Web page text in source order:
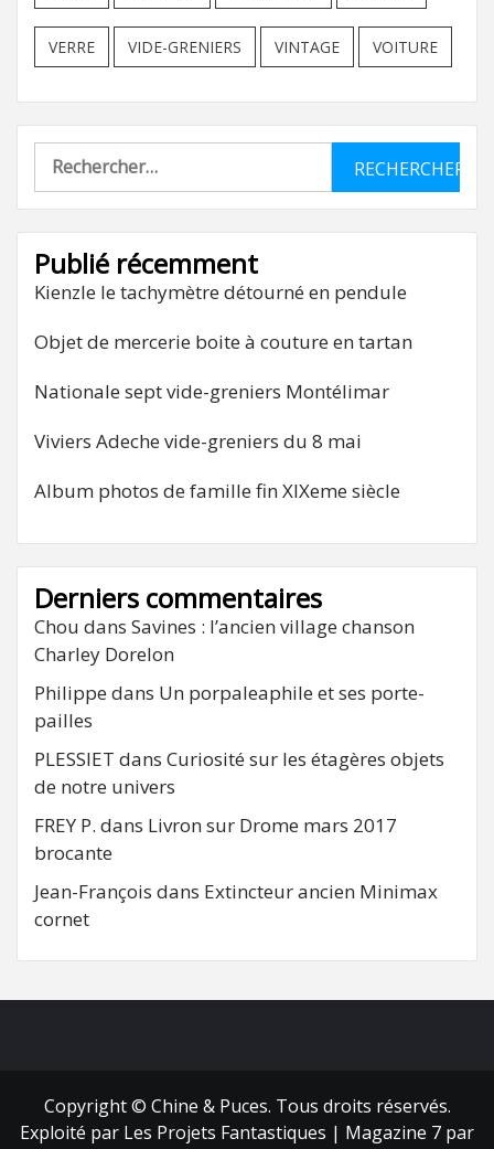
VERRE VIDE-GRENIERS VINTAGE VOITURE
Rechercher :
Publié récemment
Kienzle le tachymètre détourné en pendule
Objet de mercerie boite à couture en tartan
Nationale sept vide-greniers Montélimar
Viviers Adeche vide-greniers du 8 mai
Album photos de famille fin XIXeme siècle
Derniers commentaires
Chou dans Savines : l’ancien village chanson
Charley Dorelon
Philippe dans Un porpaleaphile et ses porte-
pailles
PLESSIET dans Curiosité sur les étagères objets
de notre univers
FREY P. dans Livron sur Drome mars 2017
brocante
Jean-François dans Extincteur ancien Minimax
cornet
Copyright © Chine & Puces. Tous droits réservés.
Exploité par Les Projets Fantastiques | Magazine 7 par